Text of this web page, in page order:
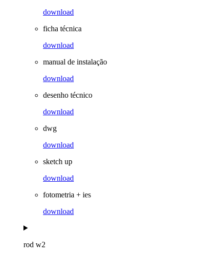
download
ficha técnica
download
manual de instalação
download
desenho técnico
download
dwg
download
sketch up
download
fotometria + ies
download
rod w2